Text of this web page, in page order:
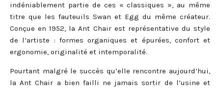
indéniablement partie de ces « classiques », au même
titre que les fauteuils Swan et Egg du même créateur.
Conçue en 1952, la Ant Chair est représentative du style
de l’artiste : formes organiques et épurées, confort et
ergonomie, originalité et intemporalité.
Pourtant malgré le succès qu’elle rencontre aujourd’hui,
la Ant Chair a bien failli ne jamais sortir de l’usine et